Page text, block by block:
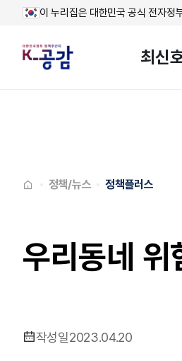
이 누리집은 대한민국 공식 전자정
최신
정책/뉴스 정책플러스
우리동네 위
작성일2023.04.20